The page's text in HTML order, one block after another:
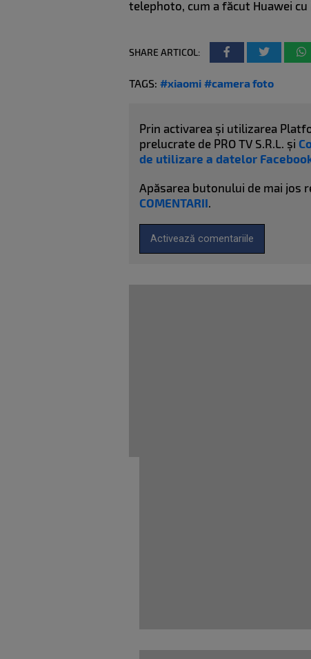
telephoto, cum a făcut Huawei cu
SHARE ARTICOL:
TAGS: #xiaomi #camera foto
Prin activarea și utilizarea
prelucrate de PRO TV S.R.L. și
de utilizare a datelor
Apăsarea butonului de mai jos
COMENTARII.
Activează comentariile